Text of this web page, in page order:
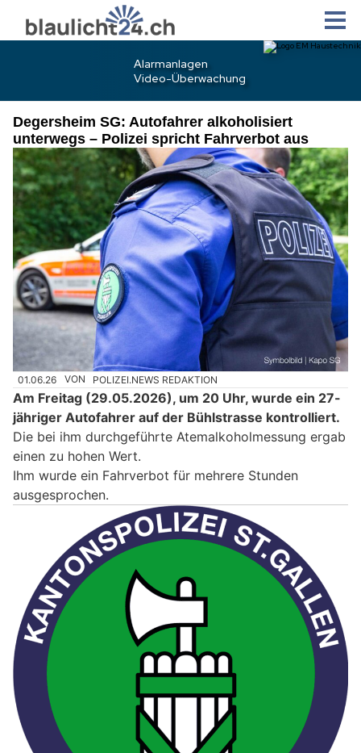
Degersheim SG: Autofahrer alkoholisiert
unterwegs – Polizei spricht Fahrverbot aus
01.06.26 VON POLIZEI.NEWS REDAKTION
Am Freitag (29.05.2026), um 20 Uhr, wurde ein 27-
jähriger Autofahrer auf der Bühlstrasse kontrolliert.
Die bei ihm durchgeführte Atemalkoholmessung ergab
einen zu hohen Wert.
Ihm wurde ein Fahrverbot für mehrere Stunden
ausgesprochen.